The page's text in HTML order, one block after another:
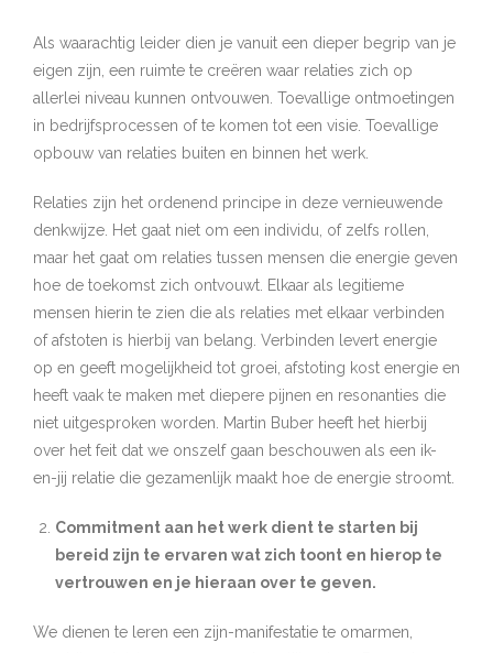
Als waarachtig leider dien je vanuit een dieper begrip van je
eigen zijn, een ruimte te creëren waar relaties zich op
allerlei niveau kunnen ontvouwen. Toevallige ontmoetingen
in bedrijfsprocessen of te komen tot een visie. Toevallige
opbouw van relaties buiten en binnen het werk.
Relaties zijn het ordenend principe in deze vernieuwende
denkwijze. Het gaat niet om een individu, of zelfs rollen,
maar het gaat om relaties tussen mensen die energie geven
hoe de toekomst zich ontvouwt. Elkaar als legitieme
mensen hierin te zien die als relaties met elkaar verbinden
of afstoten is hierbij van belang. Verbinden levert energie
op en geeft mogelijkheid tot groei, afstoting kost energie en
heeft vaak te maken met diepere pijnen en resonanties die
niet uitgesproken worden. Martin Buber heeft het hierbij
over het feit dat we onszelf gaan beschouwen als een ik-
en-jij relatie die gezamenlijk maakt hoe de energie stroomt.
Commitment aan het werk dient te starten bij
bereid zijn te ervaren wat zich toont en hierop te
vertrouwen en je hieraan over te geven.
We dienen te leren een zijn-manifestatie te omarmen,